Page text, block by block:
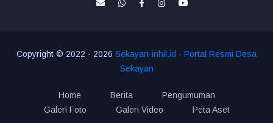
Copyright © 2022 - 2026 Sekayan-inhil.id - Portal Resmi Desa
Sekayan
Home Berita
Pengumuman
Galeri Foto
Galeri Video Peta Aset